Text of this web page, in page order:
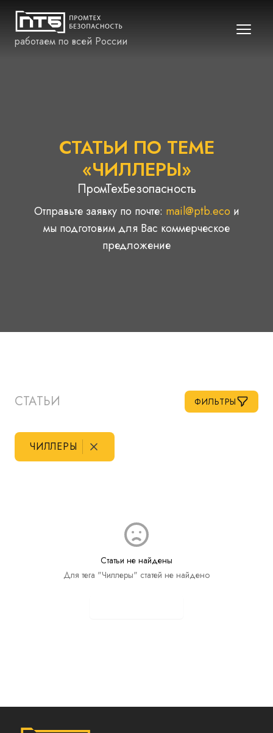
работаем по всей России
СТАТЬИ ПО ТЕМЕ
«ЧИЛЛЕРЫ»
ПромТехБезопасность
Отправьте заявку по почте: mail@ptb.eco и
мы подготовим для Вас коммерческое
предложение
СТАТЬИ ФИЛЬТРЫ
ЧИЛЛЕРЫ
Статьи не найдены
Для тега "Чиллеры" статей не найдено